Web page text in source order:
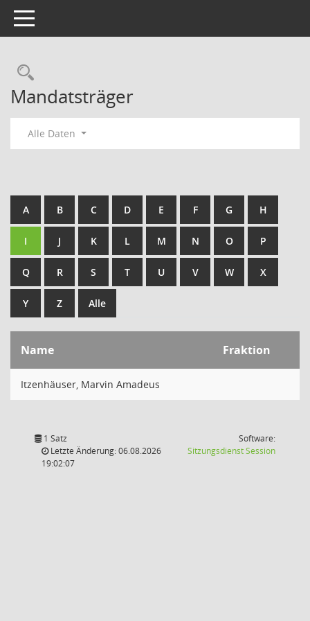
Toggle navigation
Rechercheauswahl
Mandatsträger
Alle Daten
A B C D E F G H
I J K L M N O P
Q R S T U V W X
Y Z Alle
Name Fraktion
Itzenhäuser, Marvin Amadeus
1 Satz
Letzte Änderung: 06.08.2026
19:02:07
Software:
SitzungsdienstSession(Wird in